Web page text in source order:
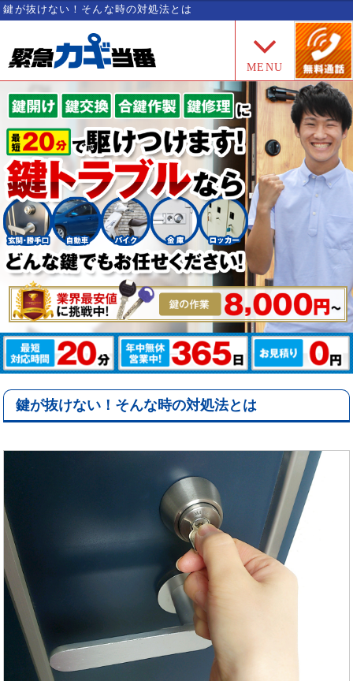
鍵が抜けない！そんな時の対処法とは
MENU
鍵が抜けない！そんな時の対処法とは